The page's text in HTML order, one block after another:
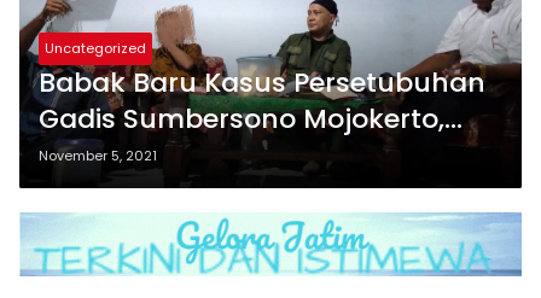
Uncategorized
Babak Baru Kasus Persetubuhan
Gadis Sumbersono Mojokerto,
Berharap Segera Terungkap
November 5, 2021